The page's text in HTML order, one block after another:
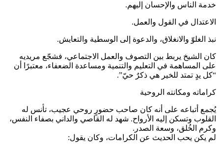
خدمة الناس والإحسان إليهم.
الاعتدال في القول والعمل.
نبذ الغلوّ والانغلاق، والدعوة إلى الوسطية والتعايش.
كان الشيخ يربط بين التصوف والعمل الاجتماعي، فشجّع مريديه
على المساهمة في التعليم والتنمية ومساعدة الضعفاء، معتبرًا أن
“كل يدٍ تمتد للخير هي ذكرٌ حيّ”.
كراماته ومكانته الروحية
يُجمع أتباعه على أنه كان صاحب حضورٍ روحي عجيب، تأنس له
القلوب وتسكن إليه الأرواح. شهد له القاصي والداني بصفاء النفس،
وكرم الخُلق، وسعة الصدر.
لم يكن يحب الحديث عن الكرامات، وكان يقول: